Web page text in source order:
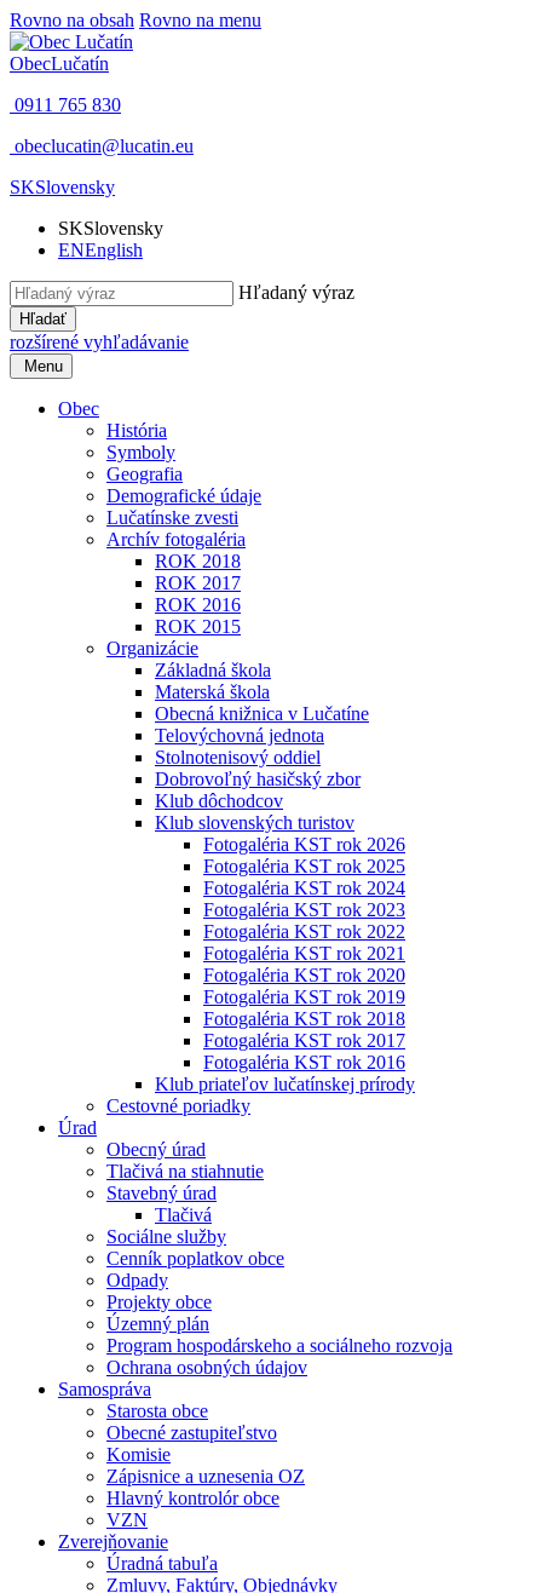
Rovno na obsah Rovno na menu
ObecLučatín
0911 765 830
obeclucatin@lucatin.eu
SKSlovensky
SKSlovensky
ENEnglish
Hľadaný výraz
Hľadať
rozšírené vyhľadávanie
Menu
Obec
História
Symboly
Geografia
Demografické údaje
Lučatínske zvesti
Archív fotogaléria
ROK 2018
ROK 2017
ROK 2016
ROK 2015
Organizácie
Základná škola
Materská škola
Obecná knižnica v Lučatíne
Telovýchovná jednota
Stolnotenisový oddiel
Dobrovoľný hasičský zbor
Klub dôchodcov
Klub slovenských turistov
Fotogaléria KST rok 2026
Fotogaléria KST rok 2025
Fotogaléria KST rok 2024
Fotogaléria KST rok 2023
Fotogaléria KST rok 2022
Fotogaléria KST rok 2021
Fotogaléria KST rok 2020
Fotogaléria KST rok 2019
Fotogaléria KST rok 2018
Fotogaléria KST rok 2017
Fotogaléria KST rok 2016
Klub priateľov lučatínskej prírody
Cestovné poriadky
Úrad
Obecný úrad
Tlačivá na stiahnutie
Stavebný úrad
Tlačivá
Sociálne služby
Cenník poplatkov obce
Odpady
Projekty obce
Územný plán
Program hospodárskeho a sociálneho rozvoja
Ochrana osobných údajov
Samospráva
Starosta obce
Obecné zastupiteľstvo
Komisie
Zápisnice a uznesenia OZ
Hlavný kontrolór obce
VZN
Zverejňovanie
Úradná tabuľa
Zmluvy, Faktúry, Objednávky